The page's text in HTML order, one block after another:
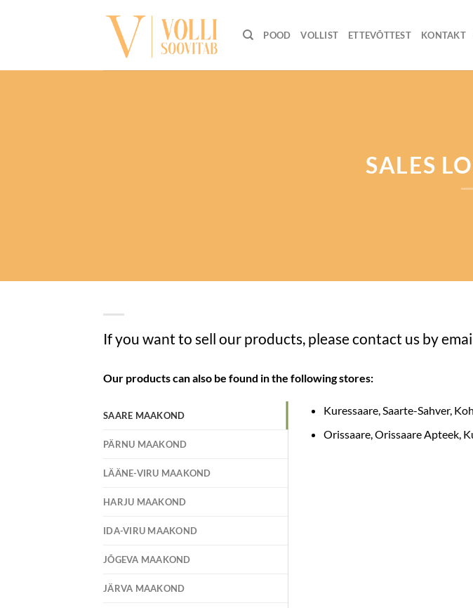
POOD VOLLIST ETTEVÕTTEST KONTAKT
SALES
If you want to sell our products, please contact us by
Our products can also be found in the following stores:
SAARE MAAKOND
PÄRNU MAAKOND
LÄÄNE-VIRU MAAKOND
HARJU MAAKOND
IDA-VIRU MAAKOND
JÕGEVA MAAKOND
JÄRVA MAAKOND
Kuressaare, Saarte-
Orissaare, Orissaare Apteek,